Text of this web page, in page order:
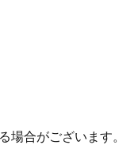
場合がございます。